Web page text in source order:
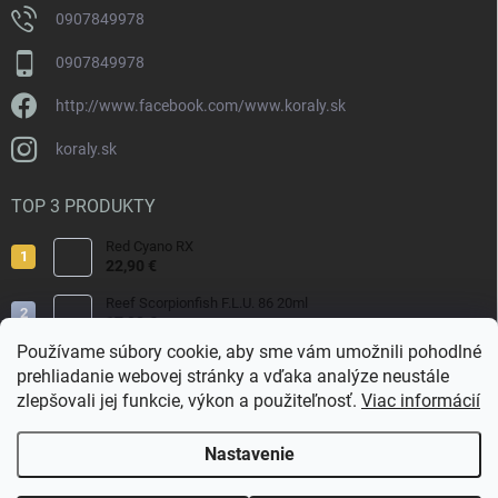
Používame súbory cookie, aby sme vám umožnili pohodlné
prehliadanie webovej stránky a vďaka analýze neustále
zlepšovali jej funkcie, výkon a použiteľnosť. Viac informácií
Nastavenie
0907849978
0907849978
http://www.facebook.com/www.koraly.sk
koraly.sk
TOP 3 PRODUKTY
Red Cyano RX
22,90 €
Reef Scorpionfish F.L.U. 86 20ml
17,90 €
Nyos Artemis 250ml
15,50 €